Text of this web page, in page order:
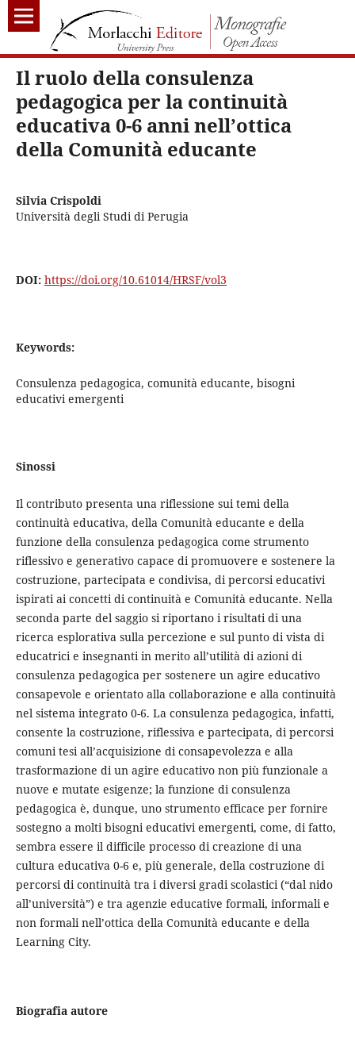
Il ruolo della consulenza
pedagogica per la continuità
educativa 0-6 anni nell’ottica
della Comunità educante
Silvia Crispoldi
Università degli Studi di Perugia
DOI: https://doi.org/10.61014/HRSF/vol3
Keywords:
Consulenza pedagogica, comunità educante, bisogni
educativi emergenti
Sinossi
Il contributo presenta una riflessione sui temi della
continuità educativa, della Comunità educante e della
funzione della consulenza pedagogica come strumento
riflessivo e generativo capace di promuovere e sostenere la
costruzione, partecipata e condivisa, di percorsi educativi
ispirati ai concetti di continuità e Comunità educante. Nella
seconda parte del saggio si riportano i risultati di una
ricerca esplorativa sulla percezione e sul punto di vista di
educatrici e insegnanti in merito all’utilità di azioni di
consulenza pedagogica per sostenere un agire educativo
consapevole e orientato alla collaborazione e alla continuità
nel sistema integrato 0-6. La consulenza pedagogica, infatti,
consente la costruzione, riflessiva e partecipata, di percorsi
comuni tesi all’acquisizione di consapevolezza e alla
trasformazione di un agire educativo non più funzionale a
nuove e mutate esigenze; la funzione di consulenza
pedagogica è, dunque, uno strumento efficace per fornire
sostegno a molti bisogni educativi emergenti, come, di fatto,
sembra essere il difficile processo di creazione di una
cultura educativa 0-6 e, più generale, della costruzione di
percorsi di continuità tra i diversi gradi scolastici (“dal nido
all’università”) e tra agenzie educative formali, informali e
non formali nell’ottica della Comunità educante e della
Learning City.
Biografia autore